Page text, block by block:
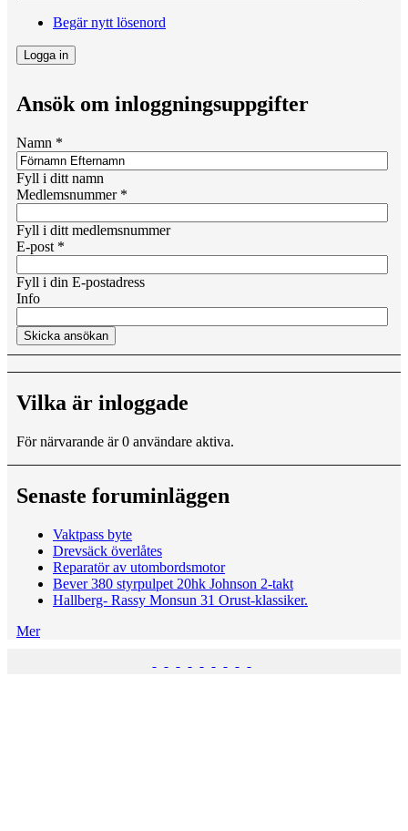
Begär nytt lösenord
Ansök om inloggningsuppgifter
Namn *
Fyll i ditt namn
Medlemsnummer *
Fyll i ditt medlemsnummer
E-post *
Fyll i din E-postadress
Info
Vilka är inloggade
För närvarande är 0 användare aktiva.
Senaste foruminläggen
Vaktpass byte
Drevsäck överlåtes
Reparatör av utombordsmotor
Bever 380 styrpulpet 20hk Johnson 2-takt
Hallberg- Rassy Monsun 31 Orust-klassiker.
Mer